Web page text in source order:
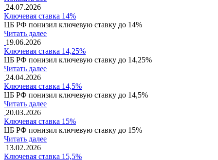
24.07.2026
Ключевая ставка 14%
ЦБ РФ понизил ключевую ставку до 14%
Читать далее
19.06.2026
Ключевая ставка 14,25%
ЦБ РФ понизил ключевую ставку до 14,25%
Читать далее
24.04.2026
Ключевая ставка 14,5%
ЦБ РФ понизил ключевую ставку до 14,5%
Читать далее
20.03.2026
Ключевая ставка 15%
ЦБ РФ понизил ключевую ставку до 15%
Читать далее
13.02.2026
Ключевая ставка 15,5%